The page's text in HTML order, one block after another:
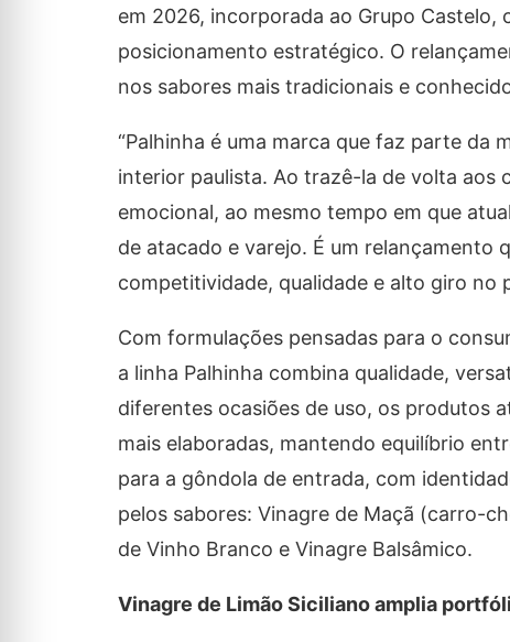
em 2026, incorporada ao Grupo Castelo,
posicionamento estratégico. O
nos sabores mais tradicionais e
“Palhinha é uma marca que faz parte da
interior paulista. Ao trazê-la de volta aos
emocional, ao mesmo tempo em que
de atacado e varejo. É um relançamento
competitividade, qualidade e alto giro no
Com formulações pensadas para o
a linha Palhinha combina qualidade,
diferentes ocasiões de uso, os produtos
mais elaboradas, mantendo equilíbrio
para a gôndola de entrada, com
pelos sabores: Vinagre de Maçã (carro-
de Vinho Branco e Vinagre Balsâmico.
Vinagre de Limão Siciliano amplia